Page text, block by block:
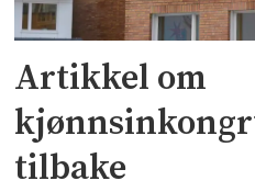
Artikkel om
tilbake